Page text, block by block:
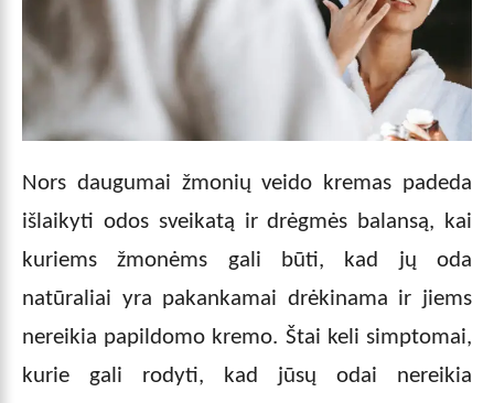
Nors daugumai žmonių veido kremas padeda
išlaikyti odos sveikatą ir drėgmės balansą, kai
kuriems žmonėms gali būti, kad jų oda
natūraliai yra pakankamai drėkinama ir jiems
nereikia papildomo kremo. Štai keli simptomai,
kurie gali rodyti, kad jūsų odai nereikia